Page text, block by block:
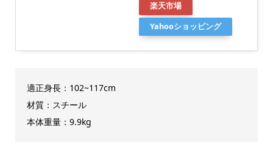
楽天市場
Yahooショッピング
適正身長：102~117cm
材質：スチール
本体重量：9.9kg